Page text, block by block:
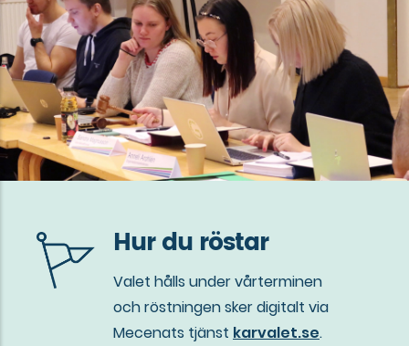
Hur du röstar
Valet hålls under vårterminen
och röstningen sker digitalt via
Mecenats tjänst karvalet.se.